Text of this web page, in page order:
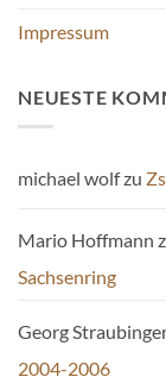
Impressum
NEUESTE
michael wolfzu
Mario Hoffmann
Sachsenring
Georg
2004-2006